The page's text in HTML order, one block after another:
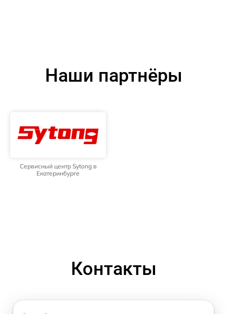
Наши партнёры
Сервисный центр Sytong в
Екатеринбурге
Контакты